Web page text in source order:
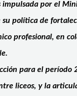
impulsada por el
su política de
profesional, en
para el período
liceos, y la